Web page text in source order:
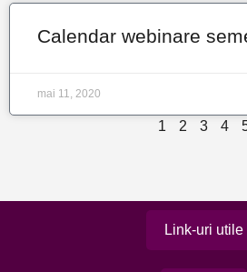
Calendar webinare
mai 11, 2020
1 2 3 4
Link-uri utile